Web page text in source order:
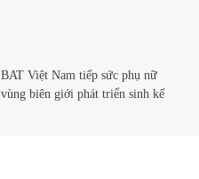
BAT Việt Nam tiếp sức phụ nữ
vùng biên giới phát triển sinh kế